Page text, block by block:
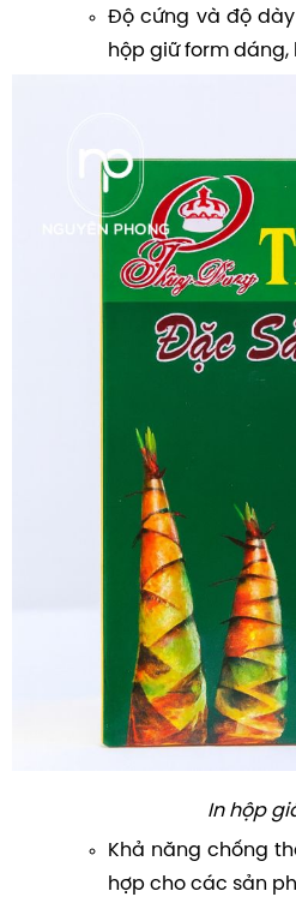
Độ cứng và độ
hộp giữ form
In hộp
Khả năng chống
hợp cho các sản